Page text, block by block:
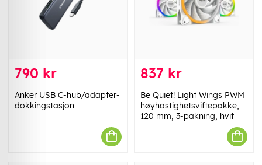
790 kr
Anker USB C-hub/adapter-
dokkingstasjon
837 kr
Be Quiet! Light Wings PWM
høyhastighetsviftepakke,
120 mm, 3-pakning, hvit